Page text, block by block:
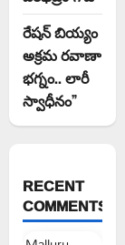
రేషన్ బియ్యం
అక్రమ రవాణా
భగ్నం.. లారీ
స్వాధీనం”
RECENT
COMMENTS